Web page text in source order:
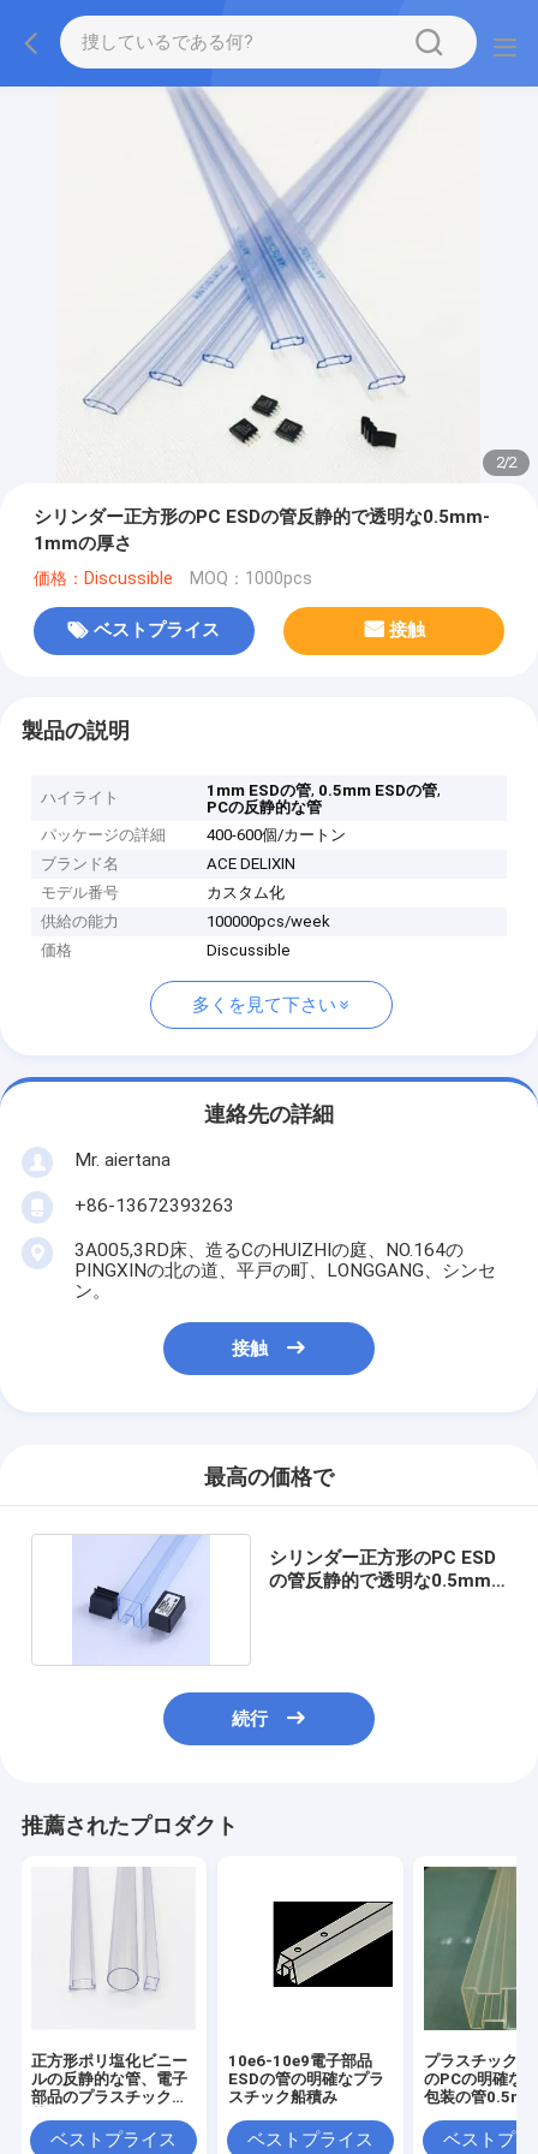
2/2
シリンダー正方形のPC ESDの管反静的で透明な0.5mm-
1mmの厚さ
価格：Discussible MOQ：1000pcs
ベストプライス 接触
製品の説明
ハイライト 1mm ESDの管, 0.5mm ESDの管,
PCの反静的な管
パッケージの詳細
400-600個/カートン
ブランド名
ACE DELIXIN
モデル番号
カスタム化
供給の能力
100000pcs/week
価格
Discussible
多くを見て下さい
連絡先の詳細
Mr. aiertana
+86-13672393263
3A005,3RD床、造るCのHUIZHIの庭、NO.164の
PINGXINの北の道、平戸の町、LONGGANG、シンセ
ン。
接触
最高の価格で
シリンダー正方形のPC ESD
の管反静的で透明な0.5mm-
続行
推薦されたプロダクト
正方形ポリ塩化ビニー
ルの反静的な管、電子
部品のプラスチック出
ベストプライス
10e6-10e9電子部品
ESDの管の明確なプラ
スチック船積み
ベストプライス
プラスチック
のPCの明確な
包装の管
ベストプラ